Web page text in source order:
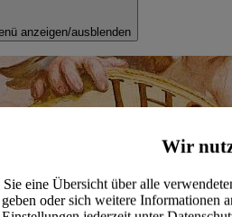
Wir
eine Übersicht über alle
oder sich weitere Informationen
anzeigen/ausblenden